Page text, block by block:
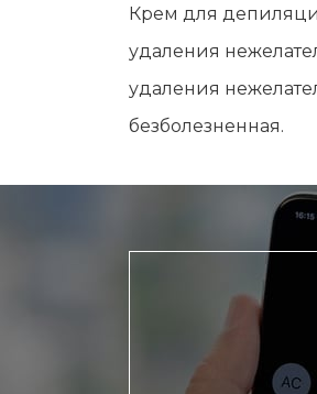
Бикини-дизайн
Крем для
удаления
удаления
безболезненная.